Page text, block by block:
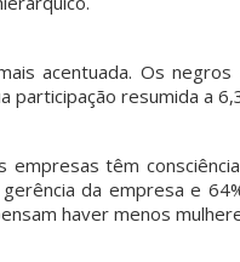
acentuada. Os
resumida a
têm
da empresa e
haver menos
pvmulher